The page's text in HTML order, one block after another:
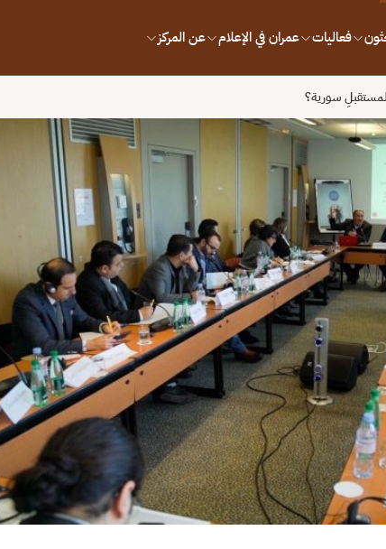
فعاليات عمران في الإعلام عن المركز
لمستقبلِ سورية؟